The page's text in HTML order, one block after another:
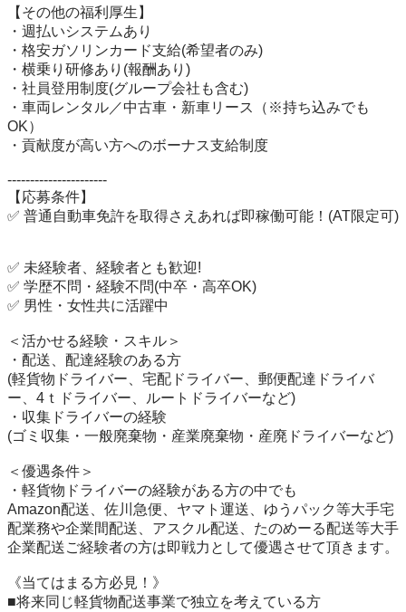
【その他の福利厚生】
・週払いシステムあり
・格安ガソリンカード支給(希望者のみ)
・横乗り研修あり(報酬あり)
・社員登用制度(グループ会社も含む)
・車両レンタル／中古車・新車リース（※持ち込みでも
OK）
・貢献度が高い方へのボーナス支給制度
----------------------
【応募条件】
✅ 普通自動車免許を取得さえあれば即稼働可能！(AT限定可)
✅ 未経験者、経験者とも歓迎!
✅ 学歴不問・経験不問(中卒・高卒OK)
✅ 男性・女性共に活躍中
＜活かせる経験・スキル＞
・配送、配達経験のある方
(軽貨物ドライバー、宅配ドライバー、郵便配達ドライバ
ー、4ｔドライバー、ルートドライバーなど)
・収集ドライバーの経験
(ゴミ収集・一般廃棄物・産業廃棄物・産廃ドライバーなど)
＜優遇条件＞
・軽貨物ドライバーの経験がある方の中でも
Amazon配送、佐川急便、ヤマト運送、ゆうパック等大手宅
配業務や企業間配送、アスクル配送、たのめーる配送等大手
企業配送ご経験者の方は即戦力として優遇させて頂きます。
《当てはまる方必見！》
■将来同じ軽貨物配送事業で独立を考えている方